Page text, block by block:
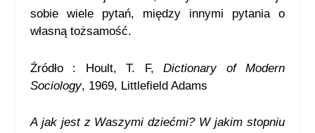
sobie wiele pytań, między innymi pytania o
własną tożsamość.
Źródło : Hoult, T. F,Dictionary of Modern
Sociology, 1969, Littlefield Adams
A jak jest z Waszymi dziećmi? W jakim stopniu